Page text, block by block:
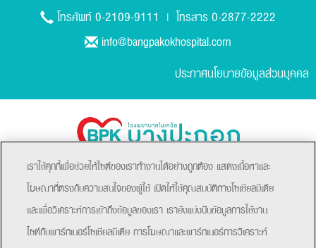
โทรศัพท์0-2109-9111 | โทรสาร0-2877-2222
info@bangpakokhospital.com
ประกาศนโยบายข้อมูลส่วนบุคคล
เราใช้คุกกี้เพื่อช่วยให้ไซต์ของเราทำงานได้อย่างถูกต้อง แสดงเนื้อหาและ
โฆษณาที่ตรงกับความสนใจของผู้ใช้ เปิดให้ใช้คุณสมบัติทางโซเชียลมีเดีย
และเพื่อวิเคราะห์การเข้าถึงข้อมูลของเรา เรายังแบ่งปันข้อมูลการใช้งาน
ไซต์กับพาร์ทเนอร์โซเชียลมีเดีย การโฆษณาและพาร์ทเนอร์การวิเคราะห์